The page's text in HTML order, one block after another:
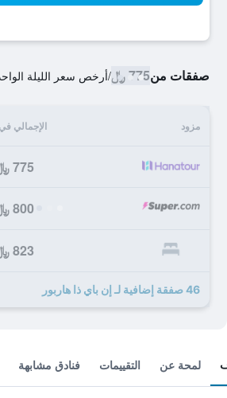
صفقات من775 ﷼ /أرخص سعر الليلة
مزود الإجمالي في
775 ﷼
800 ﷼
823 ﷼
46 صفقة إضافية لـ إن باي ذا هاربور
لمحة عن التقييمات فنادق مشابهة